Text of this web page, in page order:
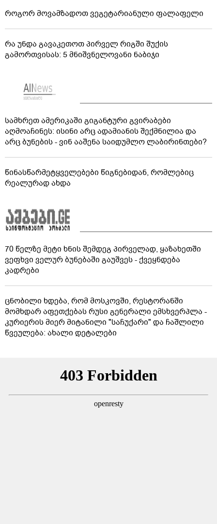
როგორ მოვამზადოთ ვეგეტარიანული ფალაფელი
რა უნდა გავაკეთოთ პირველ რიგში შუქის
გამორთვისას: 5 მნიშვნელოვანი ნაბიჯი
სამხრეთ ამერიკაში გიგანტური გვირაბები
აღმოაჩინეს: ისინი არც ადამიანის შექმნილია და
არც ბუნების - ვინ ააშენა საიდუმლო ლაბირინთები?
წინასწარმეტყველებები წიგნებიდან, რომლებიც
რეალურად ახდა
70 წელზე მეტი ხნის შემდეგ პირველად, ყაზახეთში
ვეფხვი ველურ ბუნებაში გაუშვეს - ქვეყნდება
კადრები
ცნობილი ხდება, რომ მოსკოვში, რესტორანში
მომხდარ აფეთქებას რუსი გენერალი ემსხვერპლა -
კურიერის მიერ მიტანილი "საჩუქარი" და ჩაშლილი
წვეულება: ახალი დეტალები